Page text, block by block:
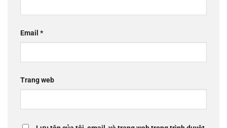
Email *
Trang web